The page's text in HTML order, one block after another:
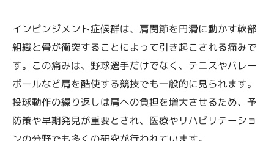
インピンジメント症候群は、肩関節を円滑に動かす軟部
組織と骨が衝突することによって引き起こされる痛みで
す。この痛みは、野球選手だけでなく、テニスやバレー
ボールなど肩を酷使する競技でも一般的に見られます。
投球動作の繰り返しは肩への負担を増大させるため、予
防策や早期発見が重要とされ、医療やリハビリテーショ